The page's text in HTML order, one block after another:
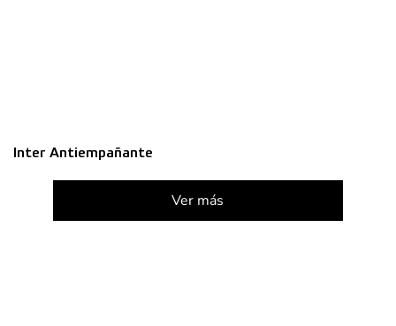
Inter Antiempañante
Ver más